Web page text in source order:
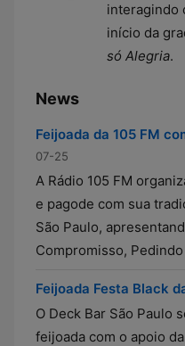
interagindo
início da
só Alegria.
News
Feijoada da 105 FM
07-25
A Rádio 105 FM
e pagode com sua
São Paulo,
Compromisso,
Feijoada Festa Black
O Deck Bar São Paulo
feijoada com o apoio